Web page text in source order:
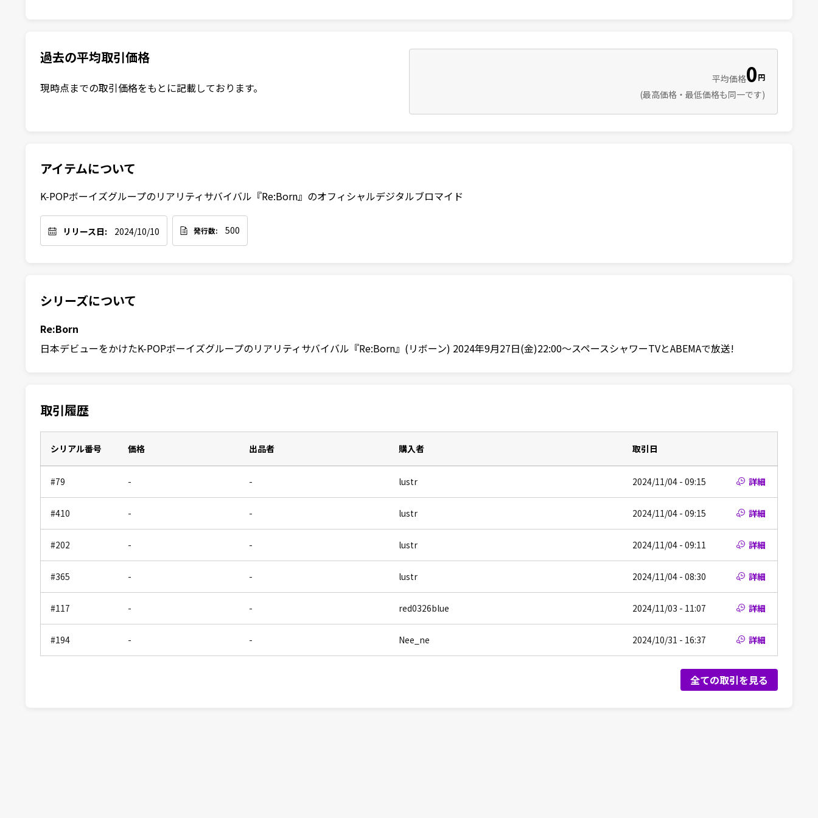
過去の平均取引価格
現時点までの取引価格をもとに記載しております。
平均価格0円
(最高価格・最低価格も同一です)
アイテムについて
K-POPボーイズグループのリアリティサバイバル『Re:Born』のオフィシャルデジタルブロマイド
リリース日: 2024/10/10 発行数: 500
シリーズについて
Re:Born
日本デビューをかけたK-POPボーイズグループのリアリティサバイバル『Re:Born』(リボーン) 2024年9月27日(金)22:00〜スペースシャワーTVとABEMAで放送!
取引履歴
シリアル番号 価格 出品者 購入者 取引日
#79 - - lustr 2024/11/04 - 09:15 詳細
#410 - - lustr 2024/11/04 - 09:15 詳細
#202 - - lustr 2024/11/04 - 09:11 詳細
#365 - - lustr 2024/11/04 - 08:30 詳細
#117 - - red0326blue 2024/11/03 - 11:07 詳細
#194 - - Nee_ne 2024/10/31 - 16:37 詳細
全ての取引を見る